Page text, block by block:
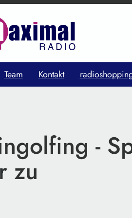
Team Kontakt
-
zu